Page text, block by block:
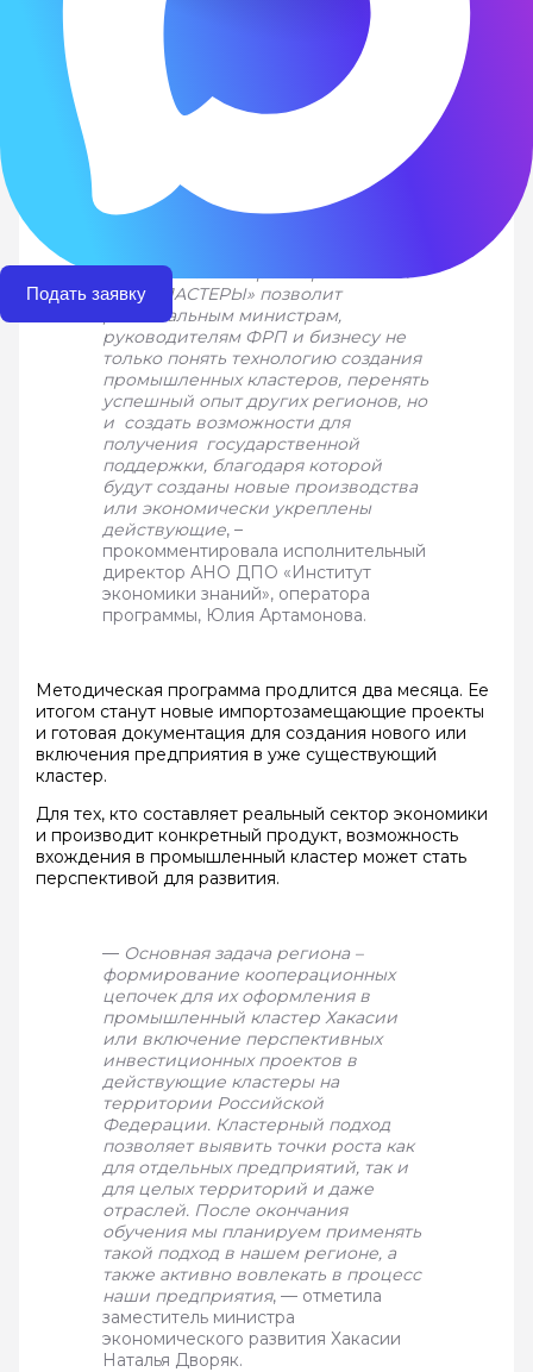
Подать заявку
Учебный план включает восемь обучающих
вебинаров с представителями Минпромторга
России и профильными экспертами, а также очную
сессию для защиты командных проектов перед
экспертным жюри. В рамках программы участников
ознакомят с алгоритмом создания промышленных
кластеров, а также с мерами поддержки,
направленных на производство
импортозамещающей промышленной продукции.
программе Минпромторга России
«PROКЛАСТЕРЫ» позволит
региональным министрам,
руководителям ФРП и бизнесу не
только понять технологию создания
промышленных кластеров, перенять
успешный опыт других регионов, но
и создать возможности для
получения государственной
поддержки, благодаря которой
будут созданы новые производства
или экономически укреплены
действующие, –
прокомментировала исполнительный
директор АНО ДПО «Институт
экономики знаний», оператора
программы, Юлия Артамонова.
Методическая программа продлится два месяца. Ее
итогом станут новые импортозамещающие проекты
и готовая документация для создания нового или
включения предприятия в уже существующий
кластер.
Для тех, кто составляет реальный сектор экономики
и производит конкретный продукт, возможность
вхождения в промышленный кластер может стать
перспективой для развития.
— Основная задача региона –
формирование кооперационных
цепочек для их оформления в
промышленный кластер Хакасии
или включение перспективных
инвестиционных проектов в
действующие кластеры на
территории Российской
Федерации. Кластерный подход
позволяет выявить точки роста как
для отдельных предприятий, так и
для целых территорий и даже
отраслей. После окончания
обучения мы планируем применять
такой подход в нашем регионе, а
также активно вовлекать в процесс
наши предприятия, — отметила
заместитель министра
экономического развития Хакасии
Наталья Дворяк.